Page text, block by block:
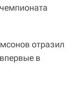
отразил
в